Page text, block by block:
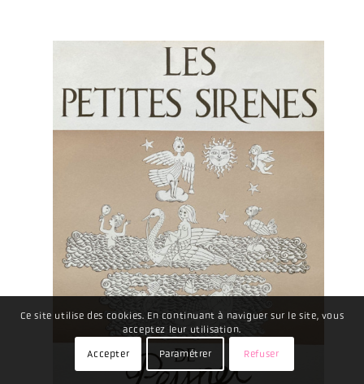
Ce site utilise des cookies. En continuant à naviguer sur le site, vous
acceptez leur utilisation.
Accepter Paramétrer Refuser